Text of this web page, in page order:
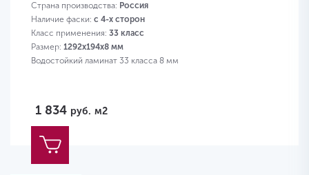
Страна производства: Россия
Наличие фаски: с 4-х сторон
Класс применения: 33 класс
Размер: 1292х194х8 мм
Водостойкий ламинат 33 класса 8 мм
1 834 руб. м2